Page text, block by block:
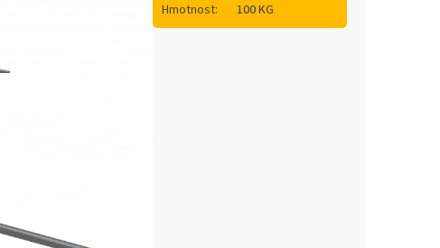
Hmotnost: 100 KG